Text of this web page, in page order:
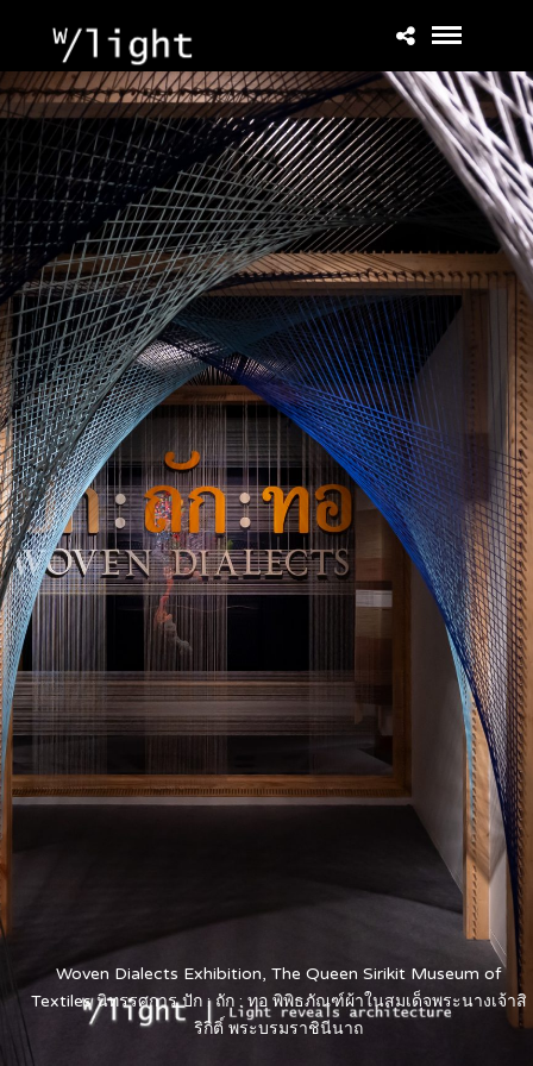
Woven Dialects Exhibition, The Queen Sirikit Museum of
Textiles นิทรรศการ ปัก : ถัก : ทอ พิพิธภัณฑ์ผ้าในสมเด็จพระนางเจ้าสิ
ริกิติ์ พระบรมราชินีนาถ